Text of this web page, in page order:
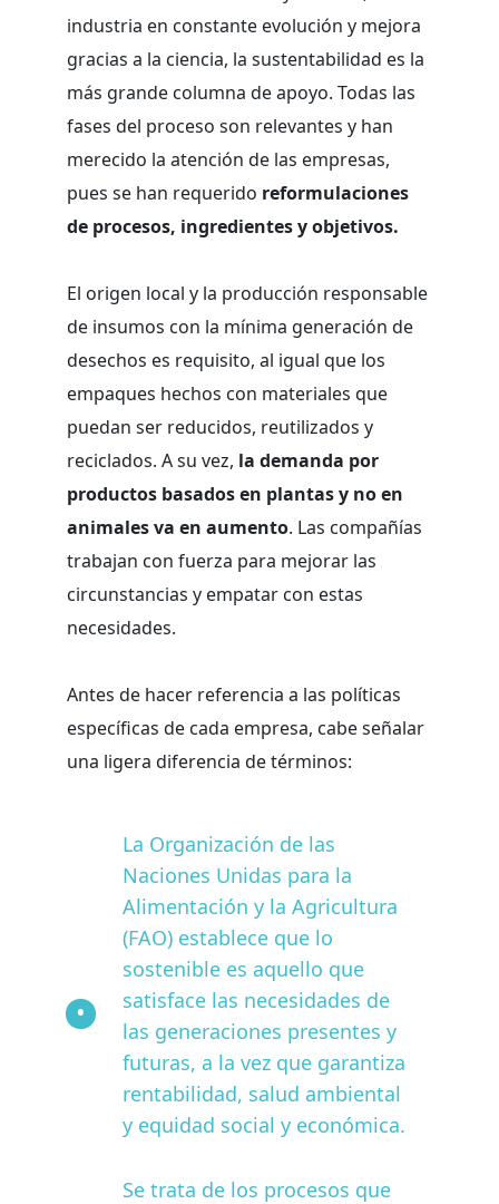
industria en constante evolución y mejora
gracias a la ciencia, la sustentabilidad es la
más grande columna de apoyo. Todas las
fases del proceso son relevantes y han
merecido la atención de las empresas,
pues se han requerido reformulaciones
de procesos, ingredientes y objetivos.
El origen local y la producción responsable
de insumos con la mínima generación de
desechos es requisito, al igual que los
empaques hechos con materiales que
puedan ser reducidos, reutilizados y
reciclados. A su vez, la demanda por
productos basados en plantas y no en
animales va en aumento. Las compañías
trabajan con fuerza para mejorar las
circunstancias y empatar con estas
necesidades.
Antes de hacer referencia a las políticas
específicas de cada empresa, cabe señalar
una ligera diferencia de términos:
La Organización de las
Naciones Unidas para la
Alimentación y la Agricultura
(FAO) establece que lo
sostenible es aquello que
satisface las necesidades de
las generaciones presentes y
futuras, a la vez que garantiza
rentabilidad, salud ambiental
y equidad social y económica.
Se trata de los procesos que